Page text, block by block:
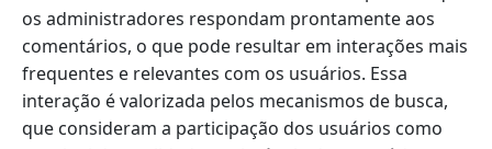
os administradores respondam prontamente aos
comentários, o que pode resultar em interações mais
frequentes e relevantes com os usuários. Essa
interação é valorizada pelos mecanismos de busca,
que consideram a participação dos usuários como